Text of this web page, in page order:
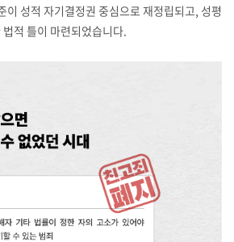
이 성적 자기결정권 중심으로 재정립되고, 성평
법적 틀이 마련되었습니다.